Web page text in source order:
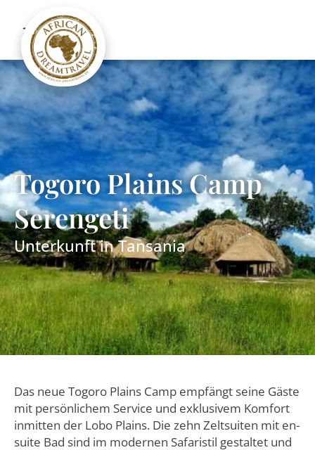
Togoro Plains Camp
Serengeti
Unterkunft inTansania
Das neue Togoro Plains Camp empfängt seine Gäste
mit persönlichem Service und exklusivem Komfort
inmitten der Lobo Plains. Die zehn Zeltsuiten mit en-
suite Bad sind im modernen Safaristil gestaltet und